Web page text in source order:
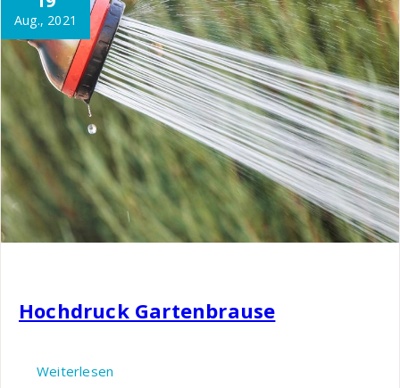
Aug., 2021
Hochdruck Gartenbrause
Weiterlesen